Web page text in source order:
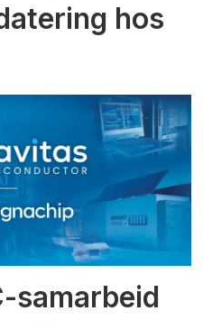
hos
samarbeid